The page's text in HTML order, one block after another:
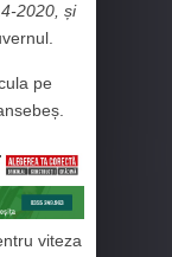
2020, și
pe
viteza